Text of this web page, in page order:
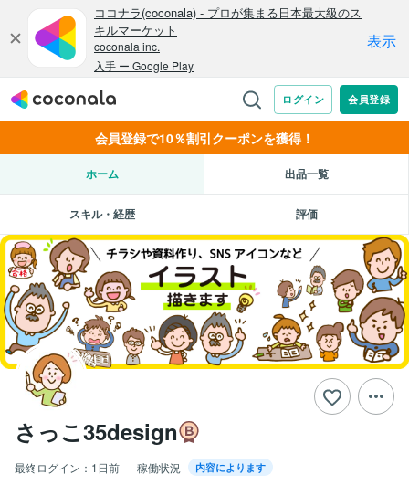
会員登録で10％割引クーポンを獲得！
ホーム 出品一覧
スキル・経歴 評価
さっこ35design
最終ログイン： 1日前 稼働状況 内容によります